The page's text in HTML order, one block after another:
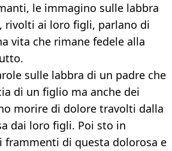
le immagino sulle labbra
rivolti ai loro figli, parlano di
vita che rimane fedele alla
sulle labbra di un padre che
di un figlio ma anche dei
morire di dolore travolti dalla
dai loro figli. Poi sto in
frammenti di questa dolorosa e